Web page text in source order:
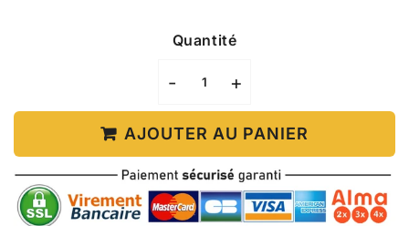
Quantité
- +
AJOUTER AU PANIER